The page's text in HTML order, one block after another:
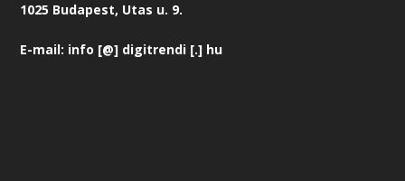
1025 Budapest, Utas u. 9.
E-mail: info [@] digitrendi [.] hu